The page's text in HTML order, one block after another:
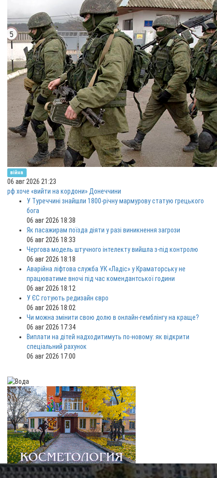
війна
06 авг 2026 21:23
рф хоче «вийти на кордони» Донеччини
У Туреччині знайшли 1800-річну мармурову статую грецького
бога
06 авг 2026 18:38
Як пасажирам поїзда діяти у разі виникнення загрози
06 авг 2026 18:33
Чергова модель штучного інтелекту вийшла з-під контролю
06 авг 2026 18:18
Аварійна ліфтова служба УК «Ладіс» у Краматорську не
працюватиме вночі під час комендантської години
06 авг 2026 18:12
У ЄС готують редизайн євро
06 авг 2026 18:02
Чи можна змінити свою долю в онлайн-гемблінгу на краще?
06 авг 2026 17:34
Виплати на дітей надходитимуть по-новому: як відкрити
спеціальний рахунок
06 авг 2026 17:00